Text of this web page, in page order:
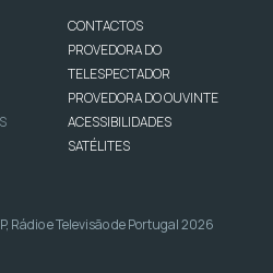
CONTACTOS
PROVEDORA DO
TELESPECTADOR
PROVEDORA DO OUVINTE
ACESSIBILIDADES
SATÉLITES
Rádio e Televisão de Portugal 2026